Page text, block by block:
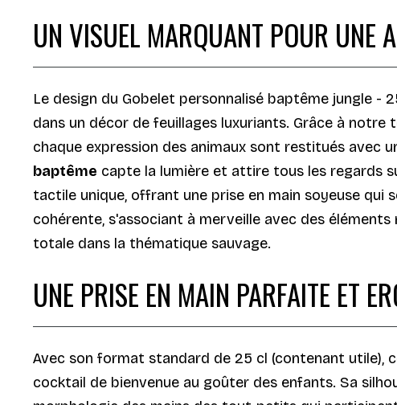
UN VISUEL MARQUANT POUR UNE
Le design du Gobelet personnalisé baptême jungle -
dans un décor de feuillages luxuriants. Grâce à
chaque expression des animaux sont restitués avec
baptême capte la lumière et attire tous les regards
tactile unique, offrant une prise en main soyeuse qui
cohérente, s'associant à merveille avec des
totale dans la thématique sauvage.
UNE PRISE EN MAIN PARFAITE ET
Avec son format standard de 25 cl (contenant utile),
cocktail de bienvenue au goûter des enfants. Sa